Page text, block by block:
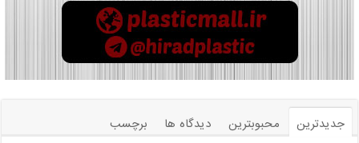
جدیدترین محبوبترین دیدگاه ها
برچسب